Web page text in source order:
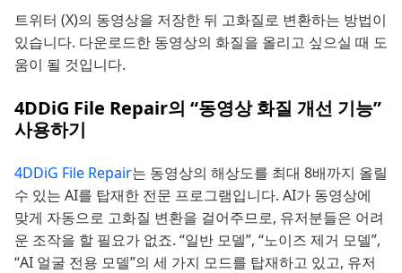
트위터 (X)의 동영상을 저장한 뒤 고화질로 변환하는 방법이
있습니다. 다운로드한 동영상의 화질을 올리고 싶으실 때 도
움이 될 것입니다.
4DDiG File Repair의 “동영상 화질 개선 기능”
사용하기
4DDiG File Repair는 동영상의 해상도를 최대 8배까지 올릴
수 있는 AI를 탑재한 전문 프로그램입니다. AI가 동영상에
맞게 자동으로 고화질 변환을 걸어주므로, 유저분들은 어려
운 조작을 할 필요가 없죠. “일반 모델”, “노이즈 제거 모델”,
“AI 얼굴 전용 모델”의 세 가지 모드를 탑재하고 있고, 유저